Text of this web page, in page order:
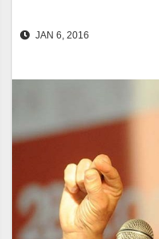
JAN 6, 2016